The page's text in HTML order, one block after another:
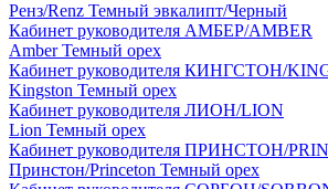
Ренз/Renz Темный эвкалипт/Черный
Кабинет руководителя АМБЕР/AMBER
Amber Темный орех
Кабинет руководителя КИНГСТОН/
Kingston Темный орех
Кабинет руководителя ЛИОН/LION
Lion Темный орех
Кабинет руководителя ПРИНСТОН/
Принстон/Princeton Темный орех